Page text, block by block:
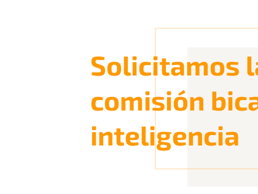
Solicitamos
comisión
inteligencia